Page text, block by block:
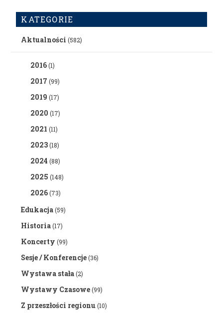
KATEGORIE
Aktualności (582)
2016(1)
2017 (99)
2019 (17)
2020 (17)
2021 (11)
2023(18)
2024 (88)
2025 (148)
2026(73)
Edukacja(59)
Historia(17)
Koncerty (99)
Sesje / Konferencje(36)
Wystawa stała(2)
Wystawy Czasowe(99)
Z przeszłości regionu(10)